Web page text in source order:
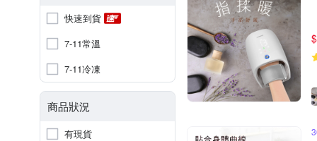
快速到貨
7-11常溫
7-11冷凍
商品狀況
有現貨
$